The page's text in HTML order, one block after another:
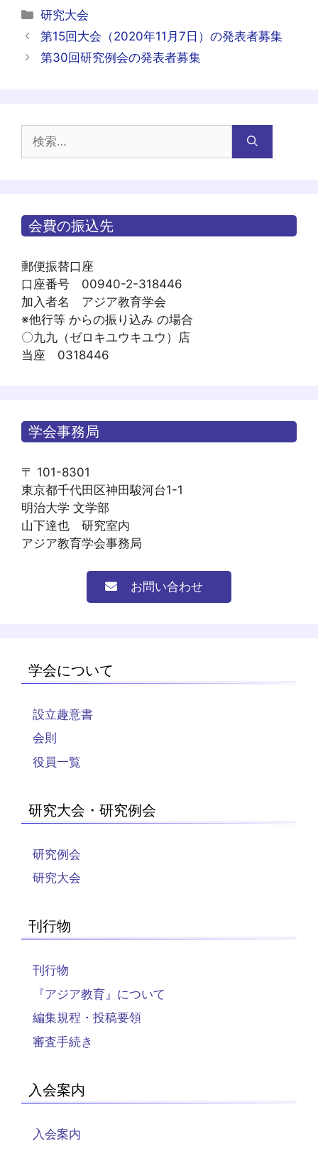
カ
テ
リ
研究大会
投
稿
ー
ョ
第15回大会（2020年11月7日）の発表者募集
第30回研究例会の発表者募集
索:
会費の振込先
郵便振替口座
口座番号 00940-2-318446
加入者名 アジア教育学会
※他行等 からの振り込み の場合
〇九九（ゼロキユウキユウ）店
当座 0318446
学会事務局
〒 101-8301
東京都千代田区神田駿河台1-1
明治大学 文学部
山下達也 研究室内
アジア教育学会事務局
お問い合わせ
学会について
設立趣意書
会則
役員一覧
研究大会・研究例会
研究例会
研究大会
刊行物
刊行物
『アジア教育』について
編集規程・投稿要領
審査手続き
入会案内
入会案内